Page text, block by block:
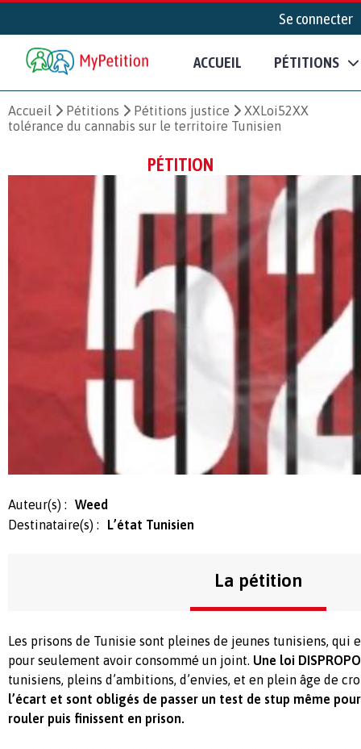
Se connecter
ACCUEIL PÉTITIONS
Accueil Pétitions Pétitions justice
XXLoi52XX
tolérance du cannabis sur le territoire Tunisien
PÉTITION
Auteur(s) :
Weed
Destinataire(s) :
L’état Tunisien
La pétition
Les prisons de Tunisie sont pleines de jeunes tunisiens, qui
pour seulement avoir consommé un joint. Une loi
tunisiens, pleins d’ambitions, d’envies, et en plein âge de
l’écart et sont obligés de passer un test de stup même
rouler puis finissent en prison.